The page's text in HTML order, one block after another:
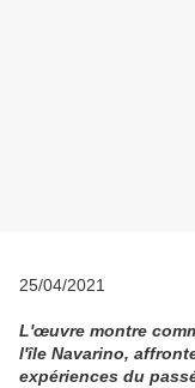
25/04/2021
L'œuvre montre
l'île Navarino,
expériences du